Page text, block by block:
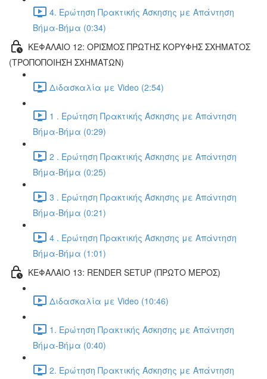
4. Ερώτηση Πρακτικής Άσκησης με Απάντηση
Βήμα-Βήμα (0:34)
ΚΕΦΑΛΑΙΟ 12: ΟΡΙΣΜΟΣ ΠΡΩΤΗΣ ΚΟΡΥΦΗΣ ΣΧΗΜΑΤΟΣ
(ΤΡΟΠΟΠΟΙΗΣΗ ΣΧΗΜΑΤΩΝ)
Διδασκαλία με Video (2:54)
1 . Ερώτηση Πρακτικής Άσκησης με Απάντηση
Βήμα-Βήμα (0:29)
2 . Ερώτηση Πρακτικής Άσκησης με Απάντηση
Βήμα-Βήμα (0:25)
3 . Ερώτηση Πρακτικής Άσκησης με Απάντηση
Βήμα-Βήμα (0:21)
4 . Ερώτηση Πρακτικής Άσκησης με Απάντηση
Βήμα-Βήμα (1:01)
ΚΕΦΑΛΑΙΟ 13: RENDER SETUP (ΠΡΩΤΟ ΜΕΡΟΣ)
Διδασκαλία με Video (10:46)
1. Ερώτηση Πρακτικής Άσκησης με Απάντηση
Βήμα-Βήμα (0:40)
2. Ερώτηση Πρακτικής Άσκησης με Απάντηση